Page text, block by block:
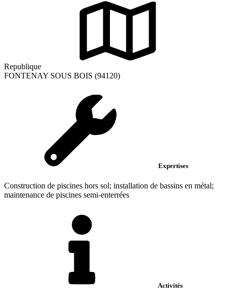
Republique
FONTENAY SOUS BOIS (94120)
Expertises
Construction de piscines hors sol; installation de bassins en métal;
maintenance de piscines semi-enterrées
Activités